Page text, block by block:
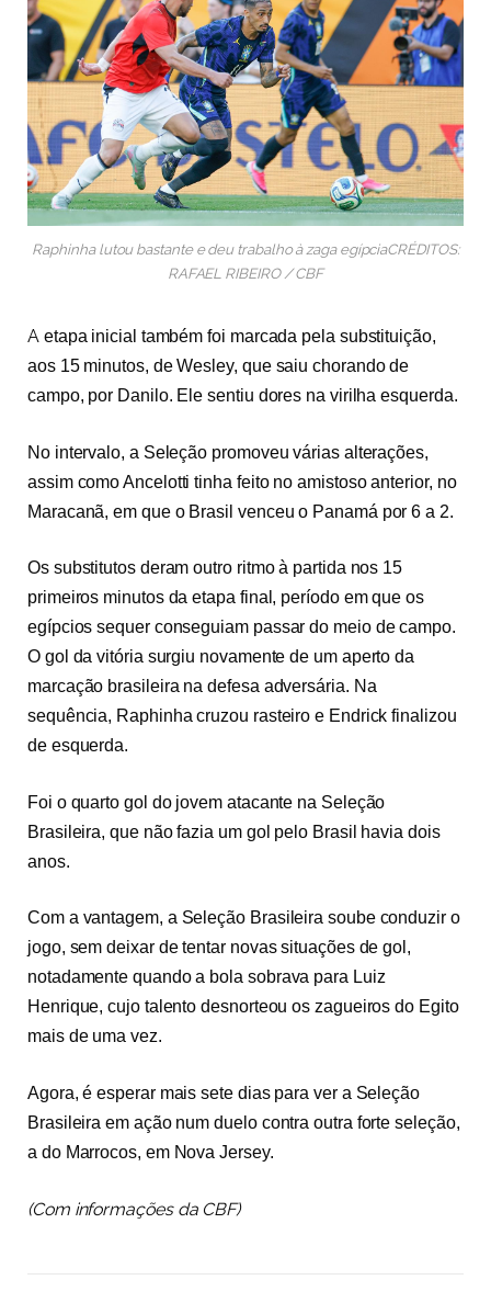
Raphinha lutou bastante e deu trabalho à zaga egípciaCRÉDITOS:
RAFAEL RIBEIRO / CBF
A etapa inicial também foi marcada pela substituição,
aos 15 minutos, de Wesley, que saiu chorando de
campo, por Danilo. Ele sentiu dores na virilha esquerda.
No intervalo, a Seleção promoveu várias alterações,
assim como Ancelotti tinha feito no amistoso anterior, no
Maracanã, em que o Brasil venceu o Panamá por 6 a 2.
Os substitutos deram outro ritmo à partida nos 15
primeiros minutos da etapa final, período em que os
egípcios sequer conseguiam passar do meio de campo.
O gol da vitória surgiu novamente de um aperto da
marcação brasileira na defesa adversária. Na
sequência, Raphinha cruzou rasteiro e Endrick finalizou
de esquerda.
Foi o quarto gol do jovem atacante na Seleção
Brasileira, que não fazia um gol pelo Brasil havia dois
anos.
Com a vantagem, a Seleção Brasileira soube conduzir o
jogo, sem deixar de tentar novas situações de gol,
notadamente quando a bola sobrava para Luiz
Henrique, cujo talento desnorteou os zagueiros do Egito
mais de uma vez.
Agora, é esperar mais sete dias para ver a Seleção
Brasileira em ação num duelo contra outra forte seleção,
a do Marrocos, em Nova Jersey.
(Com informações da CBF)